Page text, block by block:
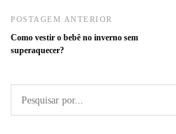
POSTAGEM ANTERIOR
Como vestir o bebê no inverno sem
superaquecer?